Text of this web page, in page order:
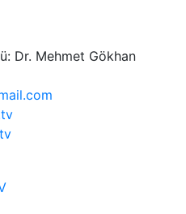
Dr. Mehmet Gökhan